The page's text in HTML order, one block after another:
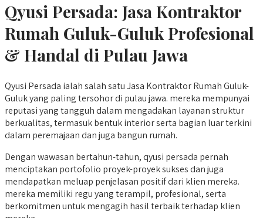
Qyusi Persada: Jasa Kontraktor
Rumah Guluk-Guluk Profesional
& Handal di Pulau Jawa
Qyusi Persada ialah salah satu Jasa Kontraktor Rumah Guluk-
Guluk yang paling tersohor di pulau jawa. mereka mempunyai
reputasi yang tangguh dalam mengadakan layanan struktur
berkualitas, termasuk bentuk interior serta bagian luar terkini
dalam peremajaan dan juga bangun rumah.
Dengan wawasan bertahun-tahun, qyusi persada pernah
menciptakan portofolio proyek-proyek sukses dan juga
mendapatkan meluap penjelasan positif dari klien mereka.
mereka memiliki regu yang terampil, profesional, serta
berkomitmen untuk mengagih hasil terbaik terhadap klien